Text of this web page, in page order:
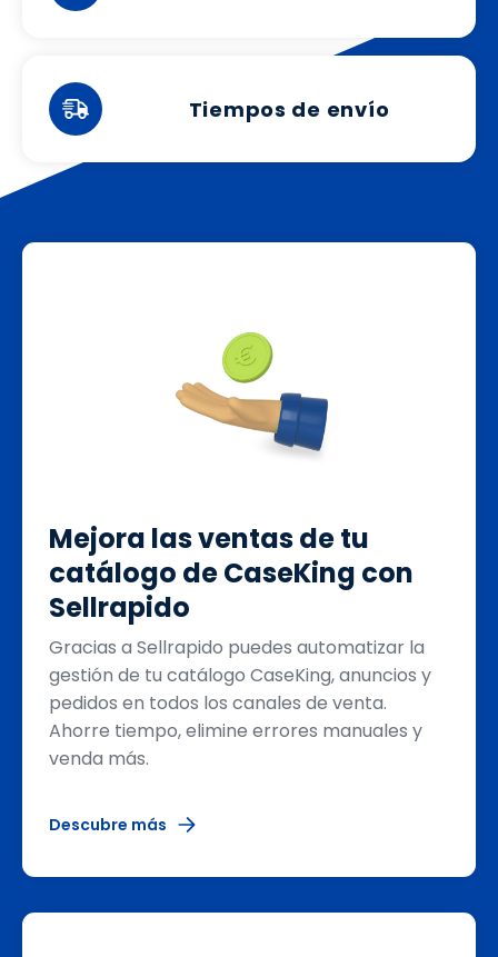
Tiempos de envío
Mejora las ventas de tu
catálogo de CaseKing con
Sellrapido
Gracias a Sellrapido puedes automatizar la
gestión de tu catálogo CaseKing, anuncios y
pedidos en todos los canales de venta.
Ahorre tiempo, elimine errores manuales y
venda más.
Descubre más